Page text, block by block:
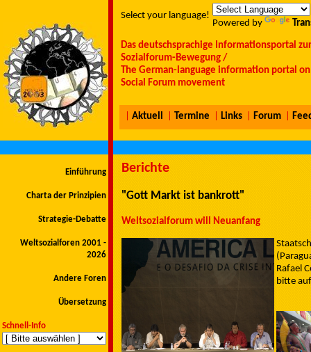
Select your language!
Powered by
Das deutschsprachige Informationsportal
Sozialforum-Bewegung /
The German-language information portal
Social Forum movement
Aktuell Termine Links Forum
Einführung
Charta der Prinzipien
Strategie-Debatte
Weltsozialforen 2001 -
2026
Andere Foren
Übersetzung
Schnell-Info
Berichte
"Gott Markt ist bankrott"
Weltsozialforum will Neuanfang
Rafael
bitte